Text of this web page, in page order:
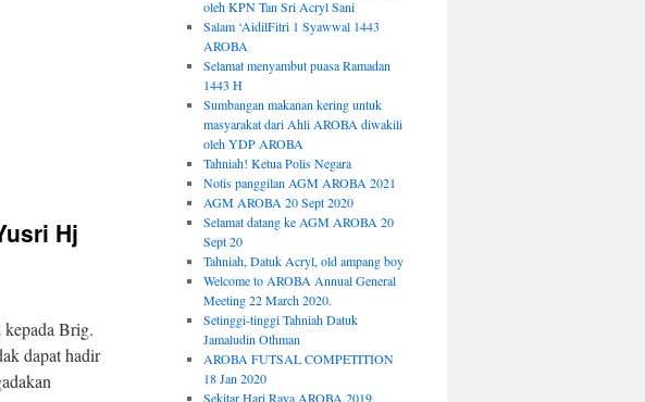
Hj
Brig.
dapat hadir
oleh KPN Tan Sri Acryl Sani
Salam ‘AidilFitri 1 Syawwal 1443
AROBA
Selamat menyambut puasa Ramadan
1443 H
Sumbangan makanan kering untuk
masyarakat dari Ahli AROBA diwakili
oleh YDP AROBA
Tahniah! Ketua Polis Negara
Notis panggilan AGM AROBA 2021
AGM AROBA 20 Sept 2020
Selamat datang ke AGM AROBA 20
Sept 20
Tahniah, Datuk Acryl, old ampang boy
Welcome to AROBA Annual General
Meeting 22 March 2020.
Setinggi-tinggi Tahniah Datuk
Jamaludin Othman
AROBA FUTSAL COMPETITION
18 Jan 2020
Sekitar Hari Raya AROBA 2019